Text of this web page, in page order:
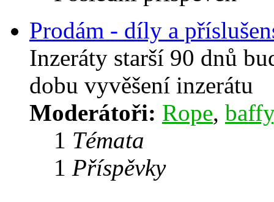
Prodám - díly a
Inzeráty starší 90 dnů
dobu vyvěšení inzerátu
Moderátoři: Rope, baffy
1 Témata
1 Příspěvky